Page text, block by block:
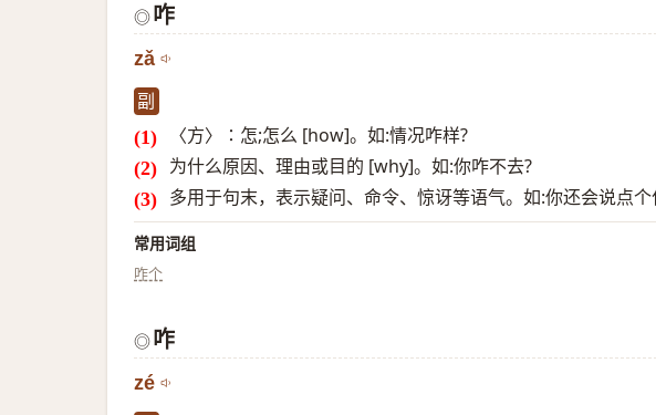
◎咋
zǎ
副
〈方〉∶怎;怎么 [how]。如:情况咋样?
为什么原因、理由或目的 [why]。如:你咋不去?
多用于句末，表示疑问、命令、惊讶等语气。如:你还会说点
常用词组
咋个
◎咋
zé